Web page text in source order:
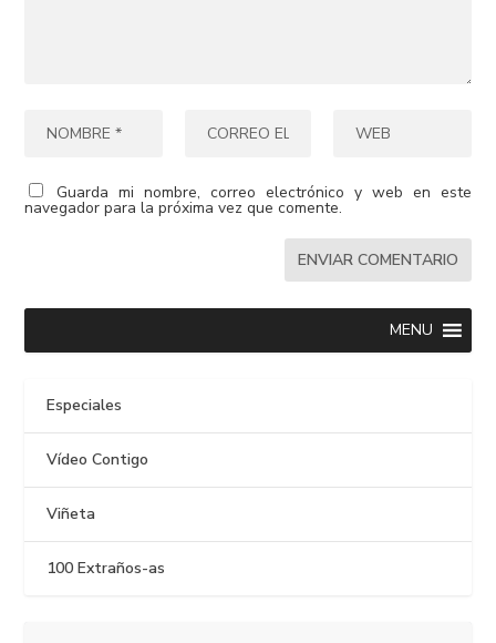
Guarda mi nombre, correo electrónico y web en este
navegador para la próxima vez que comente.
MENU
Especiales
Vídeo Contigo
Viñeta
100 Extraños-as